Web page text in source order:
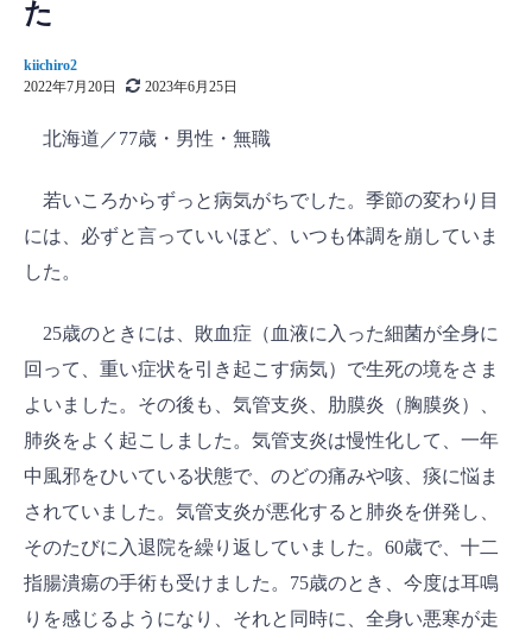
た
kiichiro2
2022年7月20日
2023年6月25日
北海道／77歳・男性・無職
若いころからずっと病気がちでした。季節の変わり目
には、必ずと言っていいほど、いつも体調を崩していま
した。
25歳のときには、敗血症（血液に入った細菌が全身に
回って、重い症状を引き起こす病気）で生死の境をさま
よいました。その後も、気管支炎、肋膜炎（胸膜炎）、
肺炎をよく起こしました。気管支炎は慢性化して、一年
中風邪をひいている状態で、のどの痛みや咳、痰に悩ま
されていました。気管支炎が悪化すると肺炎を併発し、
そのたびに入退院を繰り返していました。60歳で、十二
指腸潰瘍の手術も受けました。75歳のとき、今度は耳鳴
りを感じるようになり、それと同時に、全身い悪寒が走